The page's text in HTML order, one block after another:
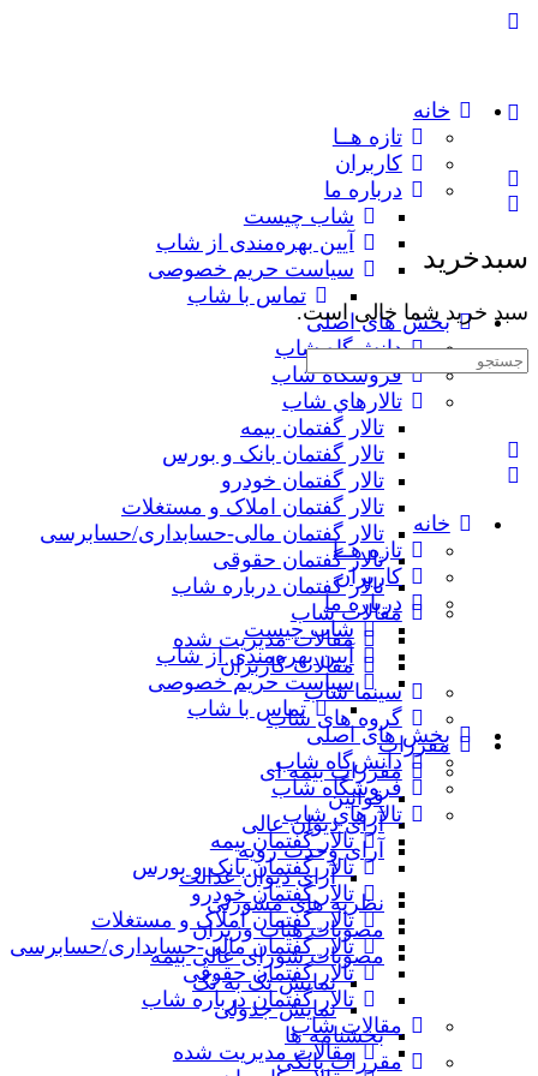
خانه
تازه هــا
کاربران
درباره ما
شاب چیست
آیین بهره‌مندی از شاب
سیاست حریم خصوصی
تماس با شاب
بخش های اصلی
دانش‌گاه شاب
فروشگاه شاب
تالارهاي شاب
تالار گفتمان بیمه
تالار گفتمان بانک و بورس
تالار گفتمان خودرو
تالار گفتمان املاک و مستغلات
تالار گفتمان مالی-حسابداری/حسابرسی
تالار گفتمان حقوقی
تالار گفتمان درباره شاب
مقالات شاب
مقالات مدیریت شده
مقالات کاربران
سینما شاب
گروه های شاب
مقررات
مقررات بیمه ای
قوانین
آرای دیوان عالی
آرای وحدت رویه
آرای دیوان عدالت
نظریه‌ های مشورتی
مصوبات هیات وزیران
مصوبات شورای عالی بیمه
نمایش تک به تک
نمایش جدولی
بخشنامه ها
مقررات بانکی
سبدخرید
سبد خرید شما خالی است.
جستجوی:
خانه
تازه هــا
کاربران
درباره ما
شاب چیست
آیین بهره‌مندی از شاب
سیاست حریم خصوصی
تماس با شاب
بخش های اصلی
دانش‌گاه شاب
فروشگاه شاب
تالارهاي شاب
تالار گفتمان بیمه
تالار گفتمان بانک و بورس
تالار گفتمان خودرو
تالار گفتمان املاک و مستغلات
تالار گفتمان مالی-حسابداری/حسابرسی
تالار گفتمان حقوقی
تالار گفتمان درباره شاب
مقالات شاب
مقالات مدیریت شده